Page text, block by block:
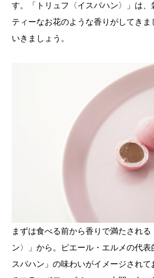
す。「トリュフ〈イスパハン〉」は
ティーなお花のような香りがしてき
いきましょう。
まずは食べる前から香りで満たされ
ン〉」から。ピエール・エルメの代
スパハン」の味わいがイメージされ